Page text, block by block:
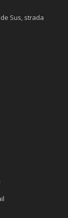
Sus, strada